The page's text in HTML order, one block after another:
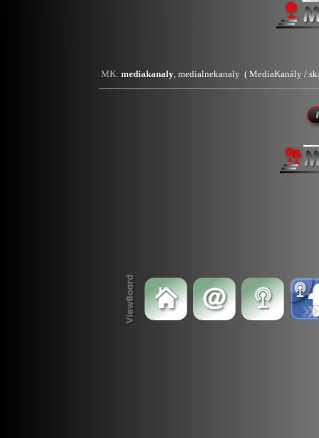
MK: mediakanaly, medialnekanaly ( MediaKanály /